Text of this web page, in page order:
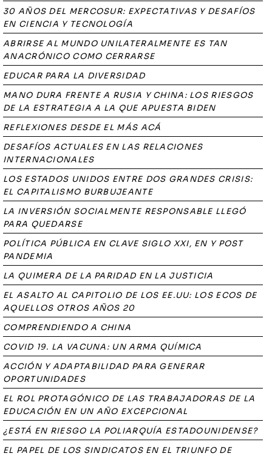
30 AÑOS DEL MERCOSUR: EXPECTATIVAS Y DESAFÍOS
EN CIENCIA Y TECNOLOGÍA
ABRIRSE AL MUNDO UNILATERALMENTE ES TAN
ANACRÓNICO COMO CERRARSE
EDUCAR PARA LA DIVERSIDAD
MANO DURA FRENTE A RUSIA Y CHINA: LOS RIESGOS
DE LA ESTRATEGIA A LA QUE APUESTA BIDEN
REFLEXIONES DESDE EL MÁS ACÁ
DESAFÍOS ACTUALES EN LAS RELACIONES
INTERNACIONALES
LOS ESTADOS UNIDOS ENTRE DOS GRANDES CRISIS:
EL CAPITALISMO BURBUJEANTE
LA INVERSIÓN SOCIALMENTE RESPONSABLE LLEGÓ
PARA QUEDARSE
POLÍTICA PÚBLICA EN CLAVE SIGLO XXI, EN Y POST
PANDEMIA
LA QUIMERA DE LA PARIDAD EN LA JUSTICIA
EL ASALTO AL CAPITOLIO DE LOS EE.UU: LOS ECOS DE
AQUELLOS OTROS AÑOS 20
COMPRENDIENDO A CHINA
COVID 19. LA VACUNA: UN ARMA QUÍMICA
ACCIÓN Y ADAPTABILIDAD PARA GENERAR
OPORTUNIDADES
EL ROL PROTAGÓNICO DE LAS TRABAJADORAS DE LA
EDUCACIÓN EN UN AÑO EXCEPCIONAL
¿ESTÁ EN RIESGO LA POLIARQUÍA ESTADOUNIDENSE?
EL PAPEL DE LOS SINDICATOS EN EL TRIUNFO DE